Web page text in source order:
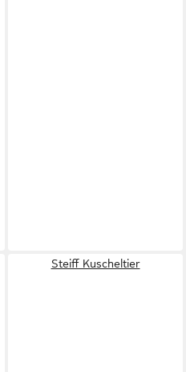
Steiff Kuscheltier